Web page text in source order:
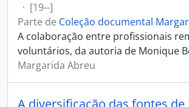
· [19--]
Parte de Coleção documental
A colaboração entre profissionais
voluntários, da autoria de Monique
Margarida Abreu